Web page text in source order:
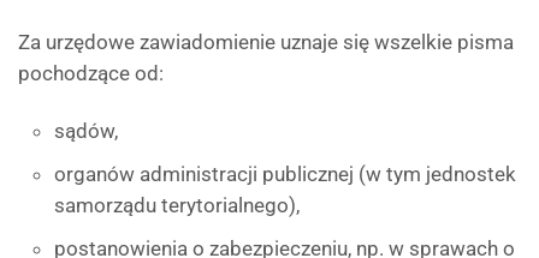
Za urzędowe zawiadomienie uznaje się wszelkie pisma
pochodzące od:
sądów,
organów administracji publicznej (w tym jednostek
samorządu terytorialnego),
postanowienia o zabezpieczeniu, np. w sprawach o